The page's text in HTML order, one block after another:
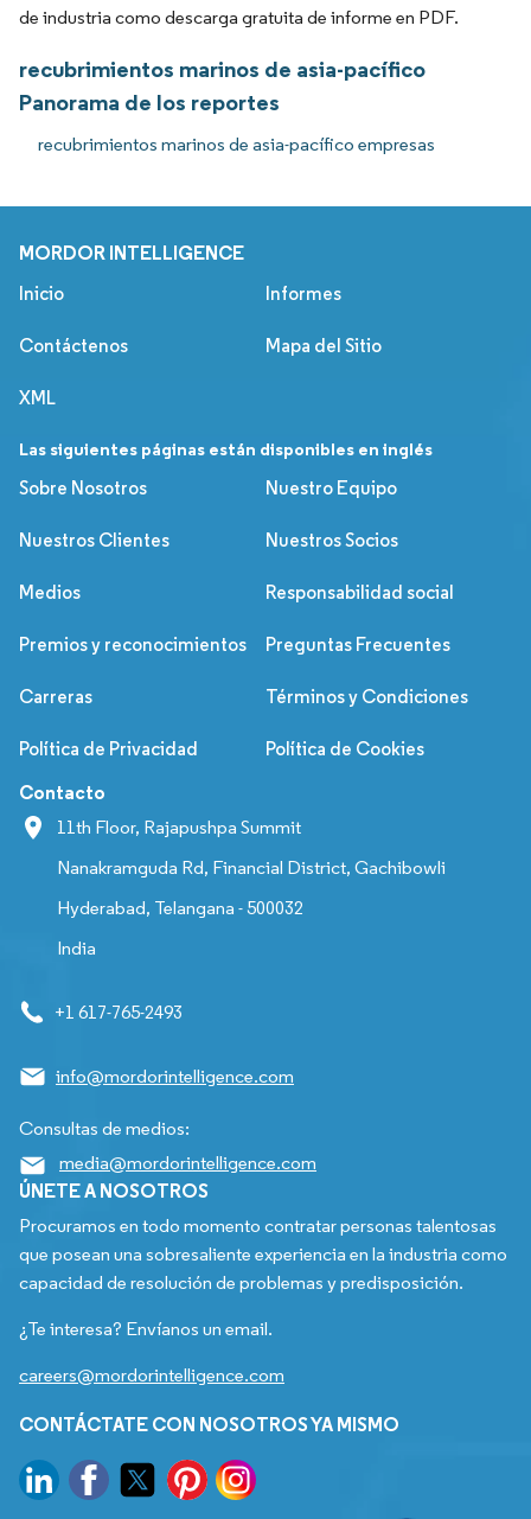
de industria como descarga gratuita de informe en PDF.
recubrimientos marinos de asia-pacífico
Panorama de los reportes
recubrimientos marinos de asia-pacífico empresas
MORDOR INTELLIGENCE
Inicio Informes
Contáctenos Mapa del Sitio
XML
Las siguientes páginas están disponibles en inglés
Sobre Nosotros
Nuestro Equipo
Nuestros Clientes Nuestros Socios
Medios Responsabilidad social
Premios y reconocimientos Preguntas Frecuentes
Carreras Términos y Condiciones
Política de Privacidad Política de Cookies
Contacto
11th Floor, Rajapushpa Summit
Nanakramguda Rd, Financial District, Gachibowli
Hyderabad, Telangana - 500032
India
+1 617-765-2493
info@mordorintelligence.com
Consultas de medios:
media@mordorintelligence.com
ÚNETE A NOSOTROS
Procuramos en todo momento contratar personas talentosas
que posean una sobresaliente experiencia en la industria como
capacidad de resolución de problemas y predisposición.
¿Te interesa? Envíanos un email.
careers@mordorintelligence.com
CONTÁCTATE CON NOSOTROS YA MISMO